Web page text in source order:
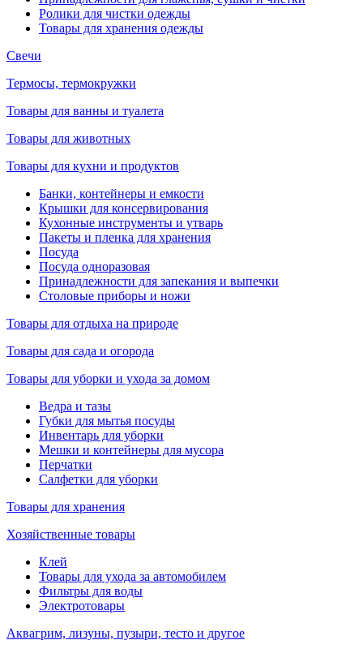
Ролики для чистки одежды
Товары для хранения одежды
Свечи
Термосы, термокружки
Товары для ванны и туалета
Товары для животных
Товары для кухни и продуктов
Банки, контейнеры и емкости
Крышки для консервирования
Кухонные инструменты и утварь
Пакеты и пленка для хранения
Посуда
Посуда одноразовая
Принадлежности для запекания и выпечки
Столовые приборы и ножи
Товары для отдыха на природе
Товары для сада и огорода
Товары для уборки и ухода за домом
Ведра и тазы
Губки для мытья посуды
Инвентарь для уборки
Мешки и контейнеры для мусора
Перчатки
Салфетки для уборки
Товары для хранения
Хозяйственные товары
Клей
Товары для ухода за автомобилем
Фильтры для воды
Электротовары
Аквагрим, лизуны, пузыри, тесто и другое